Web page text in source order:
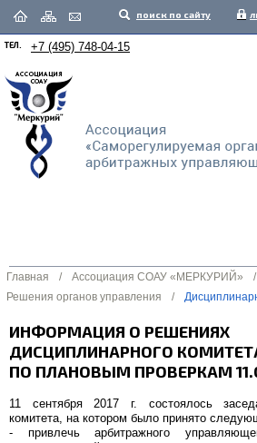
поиск по сайту
ТЕЛ. +7 (495) 748-04-15
Главная / Ассоциация СОАУ «МЕРКУРИЙ»
/
Решения органов управления
/
ИНФОРМАЦИЯ О РЕШЕНИЯХ
ДИСЦИПЛИНАРНОГО
ПО ПЛАНОВЫМ ПРОВЕРКАМ
11 cентября 2017 г. состоялось
комитета, на котором было принято
- привлечь арбитражного